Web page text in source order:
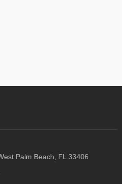
Palm Beach, FL 33406